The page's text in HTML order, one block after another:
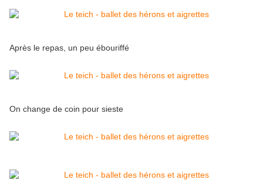
Après le repas, un peu ébouriffé
On change de coin pour sieste